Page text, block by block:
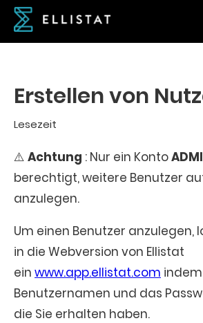
Erstellen von
Lesezeit
⚠️ Achtung : Nur ein Konto
berechtigt, weitere Benutzer
anzulegen.
Um einen Benutzer anzulegen,
in die Webversion von Ellistat
ein www.app.ellistat.com
Benutzernamen und das
die Sie erhalten haben.